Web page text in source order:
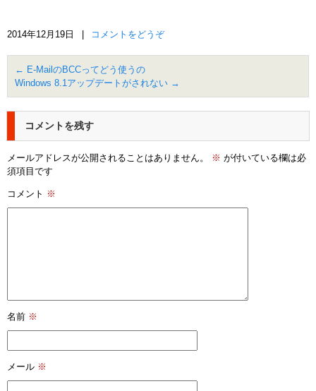
2014年12月19日 コメントをどうぞ
← E-MailのBCCってどう使うの
Windows 8.1アップデートがされない →
コメントを残す
メールアドレスが公開されることはありません。 ※ が付いている欄は必
須項目です
コメント ※
名前 ※
メール ※